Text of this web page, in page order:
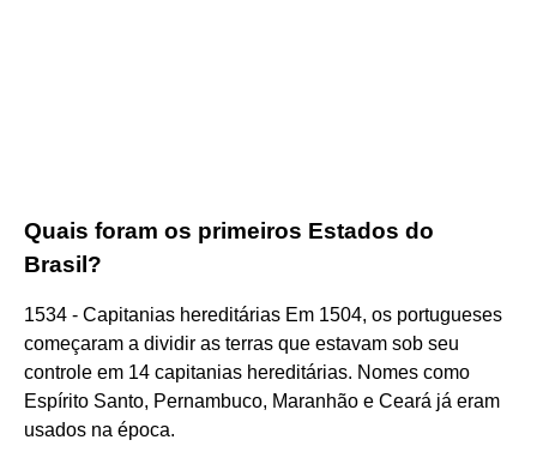
Quais foram os primeiros Estados do
Brasil?
1534 - Capitanias hereditárias Em 1504, os portugueses
começaram a dividir as terras que estavam sob seu
controle em 14 capitanias hereditárias. Nomes como
Espírito Santo, Pernambuco, Maranhão e Ceará já eram
usados na época.